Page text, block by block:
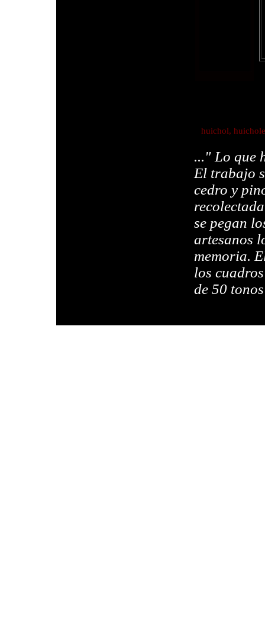
huichol,
..." Lo que
El trabajo
cedro y
se pegan
artesanos
memoria.
los
de 50